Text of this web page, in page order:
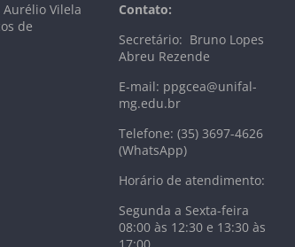
Aurélio Vilela
de
Contato:
Secretário: Bruno Lopes
Abreu Rezende
E-mail: ppgcea@unifal-
mg.edu.br
Telefone: (35) 3697-4626
(WhatsApp)
Horário de atendimento:
Segunda a Sexta-feira
08:00 às 12:30 e 13:30 às